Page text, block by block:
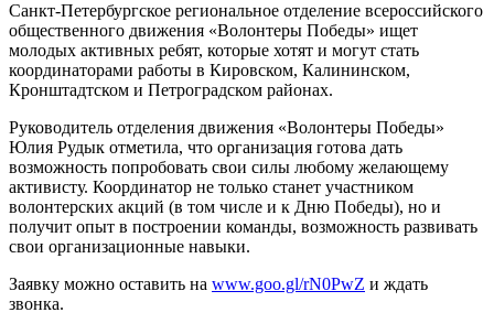
Санкт-Петербургское региональное отделение всероссийского
общественного движения «Волонтеры Победы» ищет
молодых активных ребят, которые хотят и могут стать
координаторами работы в Кировском, Калининском,
Кронштадтском и Петроградском районах.
Руководитель отделения движения «Волонтеры Победы»
Юлия Рудык отметила, что организация готова дать
возможность попробовать свои силы любому желающему
активисту. Координатор не только станет участником
волонтерских акций (в том числе и к Дню Победы), но и
получит опыт в построении команды, возможность развивать
свои организационные навыки.
Заявку можно оставить на www.goo.gl/rN0PwZ и ждать
звонка.